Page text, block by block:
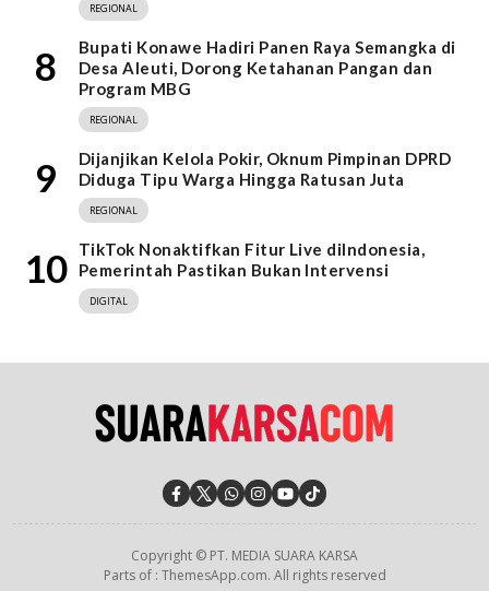
REGIONAL
8
Bupati Konawe Hadiri Panen Raya Semangka di
Desa Aleuti, Dorong Ketahanan Pangan dan
Program MBG
REGIONAL
9
Dijanjikan Kelola Pokir, Oknum Pimpinan DPRD
Diduga Tipu Warga Hingga Ratusan Juta
REGIONAL
10
TikTok Nonaktifkan Fitur Live diIndonesia,
Pemerintah Pastikan Bukan Intervensi
DIGITAL
Copyright © PT. MEDIA SUARA KARSA
Parts of : ThemesApp.com. All rights reserved